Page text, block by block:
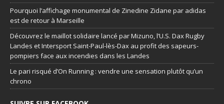
Pourquoi l’affichage monumental de Zinedine Zidane par adidas
est de retour à Marseille
Découvrez le maillot solidaire lancé par Mizuno, l’U.S. Dax Rugby
Landes et Intersport Saint-Paul-lès-Dax au profit des sapeurs-
pompiers face aux incendies dans les Landes
Le pari risqué d’On Running : vendre une sensation plutôt qu’un
chrono